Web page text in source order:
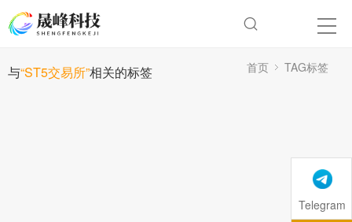
与“ST5交易所”相关的标签 首页 TAG标签
Telegram